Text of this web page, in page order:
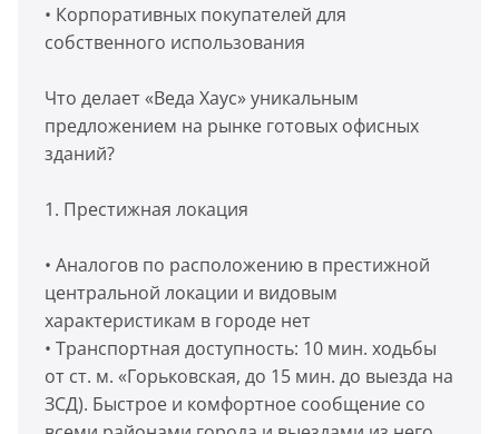
• Корпоративных покупателей для
собственного использования
Что делает «Веда Хаус» уникальным
предложением на рынке готовых офисных
зданий?
1. Престижная локация
• Аналогов по расположению в престижной
центральной локации и видовым
характеристикам в городе нет
• Транспортная доступность: 10 мин. ходьбы
от ст. м. «Горьковская, до 15 мин. до выезда на
ЗСД). Быстрое и комфортное сообщение со